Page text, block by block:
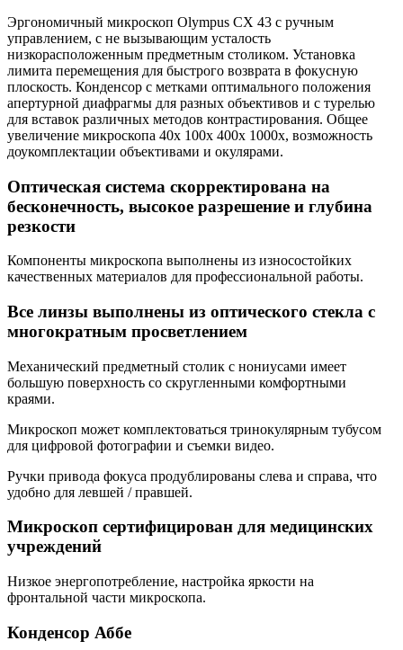
Эргономичный микроскоп Olympus CX 43 с ручным
управлением, с не вызывающим усталость
низкорасположенным предметным столиком. Установка
лимита перемещения для быстрого возврата в фокусную
плоскость. Конденсор с метками оптимального положения
апертурной диафрагмы для разных объективов и с турелью
для вставок различных методов контрастирования. Общее
увеличение микроскопа 40x 100x 400x 1000x, возможность
доукомплектации объективами и окулярами.
Оптическая система скорректирована на
бесконечность, высокое разрешение и глубина
резкости
Компоненты микроскопа выполнены из износостойких
качественных материалов для профессиональной работы.
Все линзы выполнены из оптического стекла с
многократным просветлением
Механический предметный столик с нониусами имеет
большую поверхность со скругленными комфортными
краями.
Микроскоп может комплектоваться тринокулярным тубусом
для цифровой фотографии и съемки видео.
Ручки привода фокуса продублированы слева и справа, что
удобно для левшей / правшей.
Микроскоп сертифицирован для медицинских
учреждений
Низкое энергопотребление, настройка яркости на
фронтальной части микроскопа.
Конденсор Аббе